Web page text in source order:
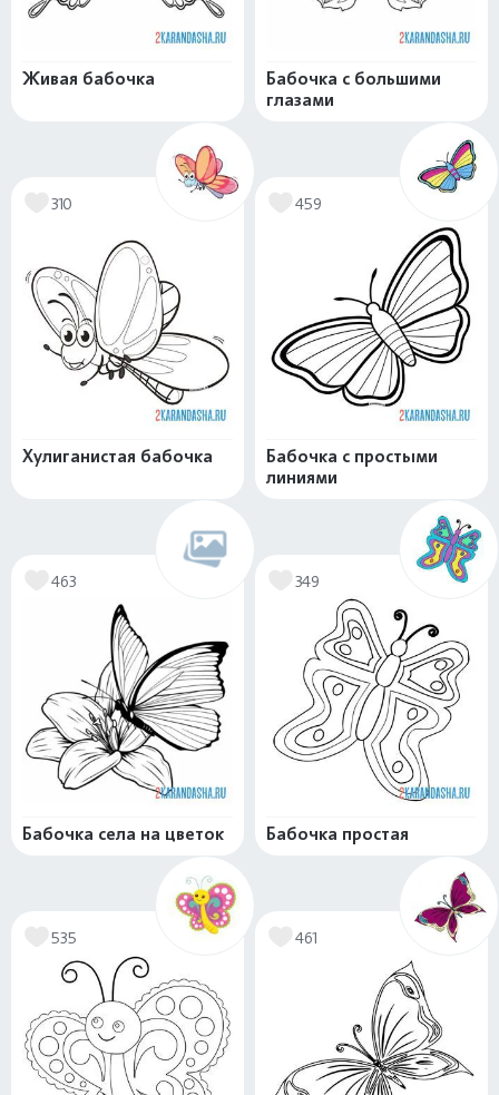
Живая бабочка
Бабочка с большими
глазами
310
Хулиганистая бабочка
459
Бабочка с простыми
линиями
463
Бабочка села на цветок
349
Бабочка простая
535 461